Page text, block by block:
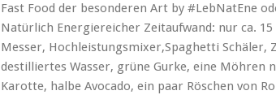
Fast Food der besonderen Art by #LebNatEne
Natürlich Energiereicher Zeitaufwand: nur ca.
Messer, Hochleistungsmixer,Spaghetti Schäler,
destilliertes Wasser, grüne Gurke, eine Möhren
Karotte, halbe Avocado, ein paar Röschen von